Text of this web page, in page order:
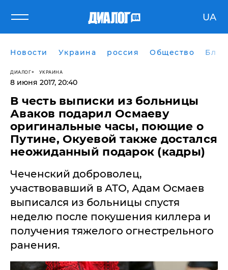
UA
Новости Украина россия Общество
ДИАЛОГ УКРАИНА
8 июня 2017, 20:40
​В честь выписки из больницы
Аваков подарил Осмаеву
оригинальные часы, поющие о
Путине, Окуевой также достался
неожиданный подарок (кадры)
Чеченский доброволец,
участвовавший в АТО, Адам Осмаев
выписался из больницы спустя
неделю после покушения киллера и
получения тяжелого огнестрельного
ранения.